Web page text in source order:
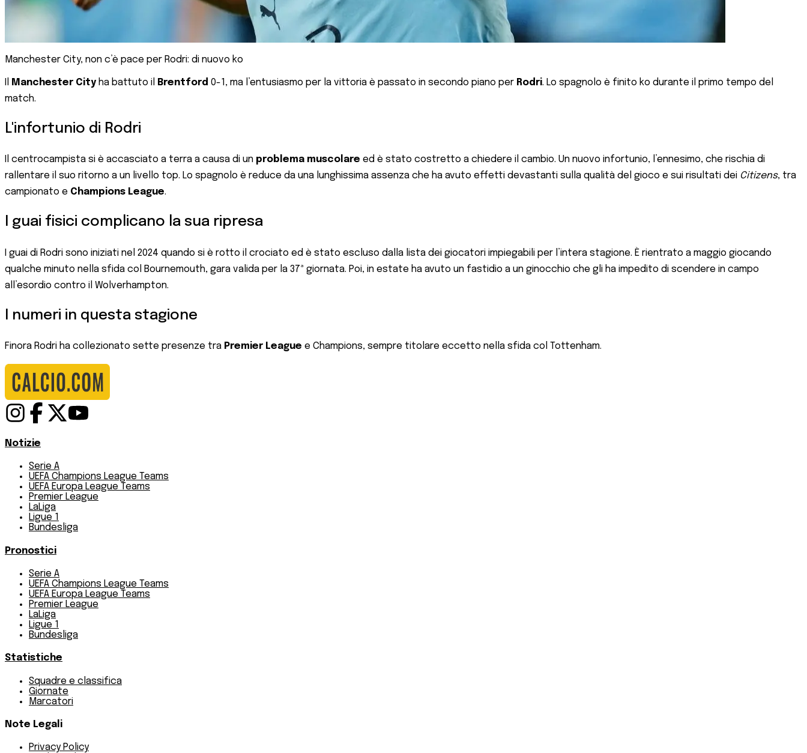
Manchester City, non c’è pace per Rodri: di nuovo ko
Manchester City ha battuto il Brentford 0-1, ma l’entusiasmo per la vittoria è passato in secondo piano per Rodri. Lo spagnolo è finito ko durante il primo tempo del
match.
L'infortunio di Rodri
Il centrocampista si è accasciato a terra a causa di un problema muscolare ed è stato costretto a chiedere il cambio. Un nuovo infortunio, l’ennesimo, che rischia di
rallentare il suo ritorno a un livello top. Lo spagnolo è reduce da una lunghissima assenza che ha avuto effetti devastanti sulla qualità del gioco e sui risultati dei Citizens, tra
campionato e Champions League.
I guai fisici complicano la sua ripresa
I guai di Rodri sono iniziati nel 2024 quando si è rotto il crociato ed è stato escluso dalla lista dei giocatori impiegabili per l’intera stagione. È rientrato a maggio giocando
qualche minuto nella sfida col Bournemouth, gara valida per la 37ª giornata. Poi, in estate ha avuto un fastidio a un ginocchio che gli ha impedito di scendere in campo
all’esordio contro il Wolverhampton.
I numeri in questa stagione
Finora Rodri ha collezionato sette presenze tra Premier League e Champions, sempre titolare eccetto nella sfida col Tottenham.
Notizie
Serie A
UEFA Champions League Teams
UEFA Europa League Teams
Premier League
LaLiga
Ligue 1
Bundesliga
Pronostici
Serie A
UEFA Champions League Teams
UEFA Europa League Teams
Premier League
LaLiga
Ligue 1
Bundesliga
Statistiche
Squadre e classifica
Giornate
Marcatori
Note Legali
Privacy Policy